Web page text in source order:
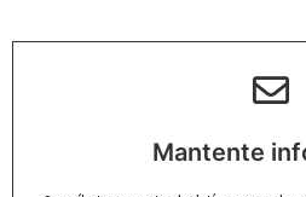
Mantente